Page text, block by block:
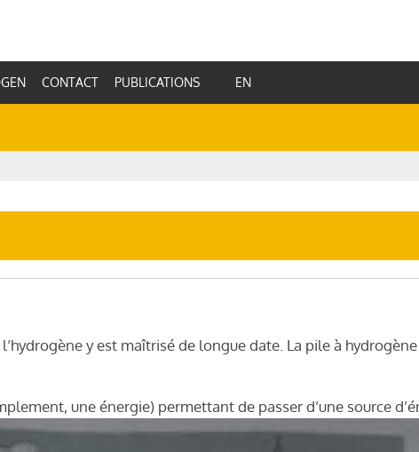
CONTACT PUBLICATIONS EN
y est maîtrisé de longue date. La pile à
une énergie) permettant de passer d’une source